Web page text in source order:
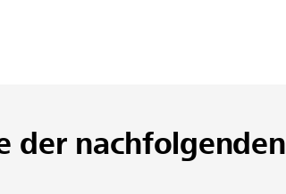
der nachfolgenden